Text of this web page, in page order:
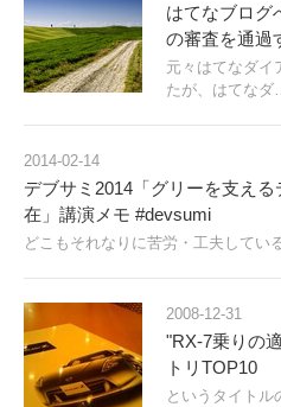
はてなブログ
の審査を通過
元々はてなダイ
たが、はてな
2014-02-14
デブサミ2014「グリーを支え
在」講演メモ #devsumi
どこもそれなりに苦労・工夫して
2008-12-31
"RX-7乗りの
トリTOP10
というタイトル